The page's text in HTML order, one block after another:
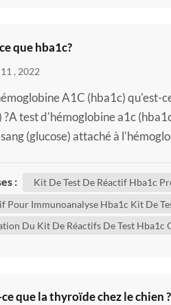
que hba1c?
, 2022
A1C (hba1c) qu'est-
?A test d'hémoglobine a1c
(glucose) attaché à
:
Kit De Test De Réactif Hba1c
Pour Immunoanalyse Hba1c Kit De
Du Kit De Réactifs De Test Hba1c
que la thyroïde chez le chien ?